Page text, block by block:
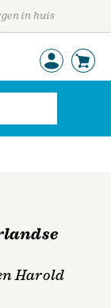
in huis
Harold